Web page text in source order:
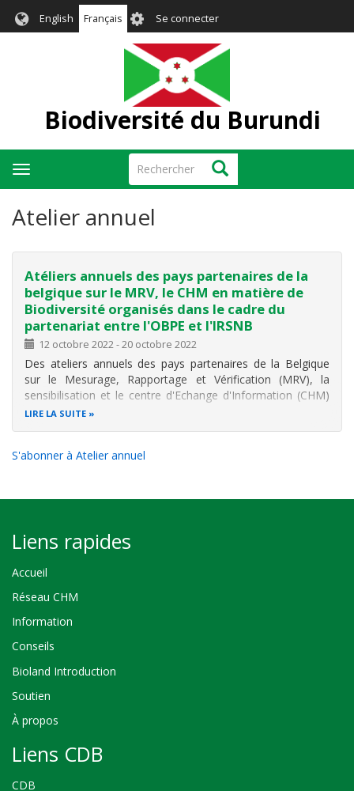
English Français User
account
menu
Se connecter
Biodiversité du Burundi
Rechercher Rechercher
Toggle
navigation
Atelier annuel
Atéliers annuels des pays partenaires de la
belgique sur le MRV, le CHM en matière de
Biodiversité organisés dans le cadre du
partenariat entre l'OBPE et l'IRSNB
12 octobre 2022-20 octobre 2022
Des ateliers annuels des pays partenaires de la Belgique
sur le Mesurage, Rapportage et Vérification (MRV), la
sensibilisation et le centre d'Echange d'Information (CHM)
en matière de Biodiversité organisés dans le cadre du
LIRE LA SUITE
S'abonner à Atelier annuel
Liens rapides
Accueil
Réseau CHM
Information
Conseils
Bioland Introduction
Soutien
À propos
Liens CDB
CDB